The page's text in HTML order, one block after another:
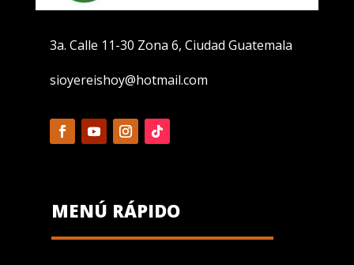
3a. Calle 11-30 Zona 6, Ciudad Guatemala
sioyereishoy@hotmail.com
MENÚ RÁPIDO